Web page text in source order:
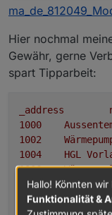
Hier nochmal
Gewähr, gerne
spart Tipparbeit:
_address
HGL
1006
1008
1010
Hallo! Könnten
Funktionalität &